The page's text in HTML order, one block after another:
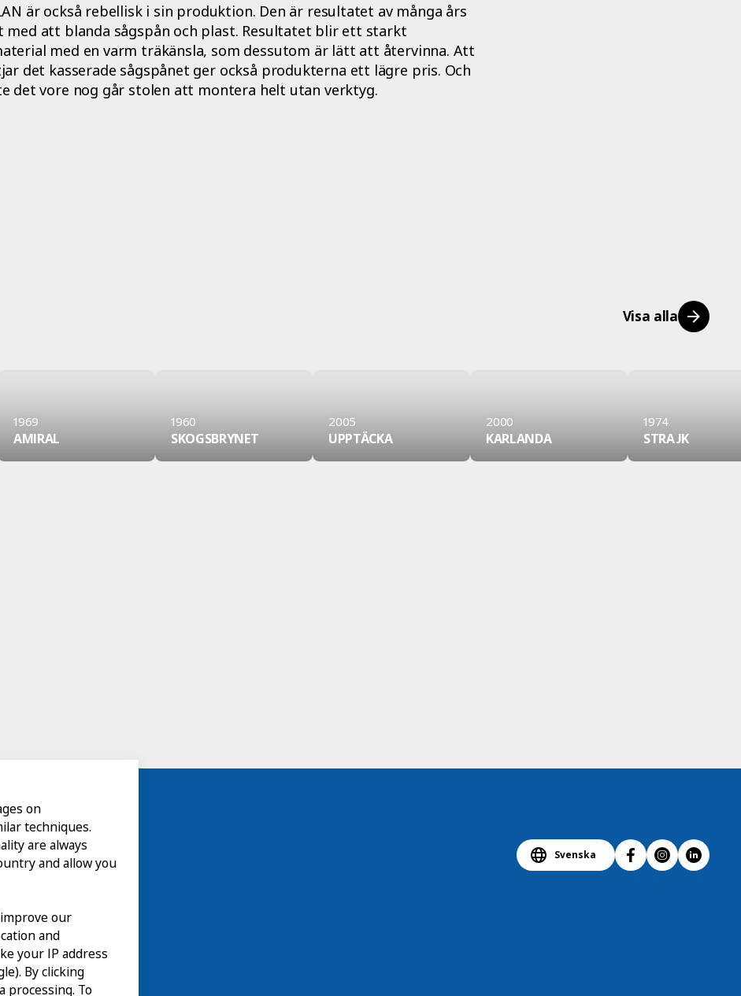
är också rebellisk i sin produktion. Den är resultatet av många års
med att blanda sågspån och plast. Resultatet blir ett starkt
med en varm träkänsla, som dessutom är lätt att återvinna. Att
det kasserade sågspånet ger också produkterna ett lägre pris. Och
det vore nog går stolen att montera helt utan verktyg.
Visa alla
1969
AMIRAL
1960
SKOGSBRYNET
2005
UPPTÄCKA
2000
KARLANDA
1974
STRAJK
Svenska
on
techniques.
are always
and allow you
our
and
your IP address
By clicking
processing. To